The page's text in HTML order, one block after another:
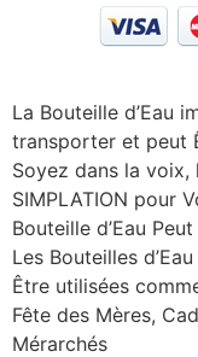
La Bouteille d’Eau
transporter et peut
Soyez dans la voix,
SIMPLATION pour
Bouteille d’Eau
Les Bouteilles
Être utilisées
Fête des Mères,
Mérarchés